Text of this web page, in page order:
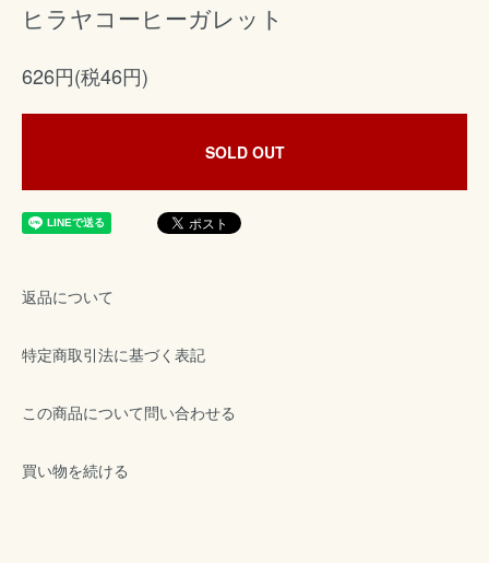
ヒラヤコーヒーガレット
626円(税46円)
SOLD OUT
返品について
特定商取引法に基づく表記
この商品について問い合わせる
買い物を続ける